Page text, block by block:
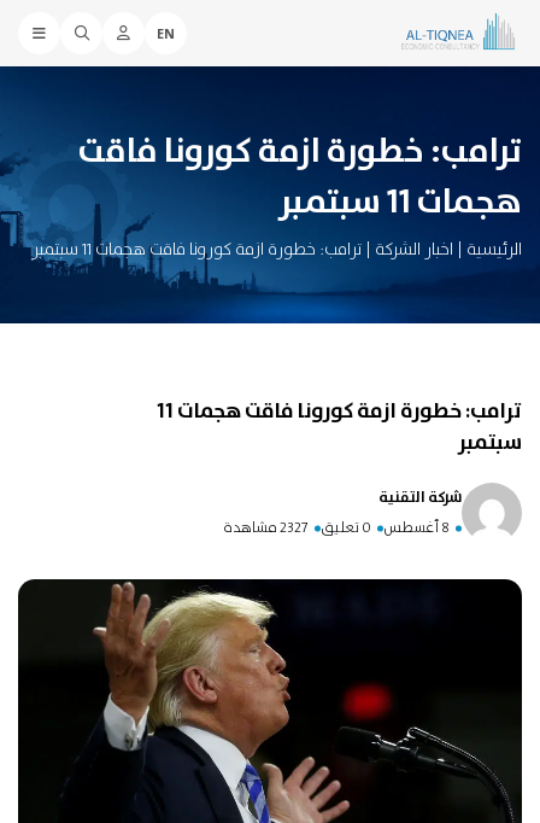
EN
ترامب: خطورة ازمة كورونا فاقت
هجمات 11 سبتمبر
الرئيسية | اخبار الشركة | ترامب: خطورة ازمة كورونا فاقت هجمات 11 سبتمبر
ترامب: خطورة ازمة كورونا فاقت هجمات 11
سبتمبر
شركة التقنية
8 أغسطس 0 تعليق 2327 مشاهدة